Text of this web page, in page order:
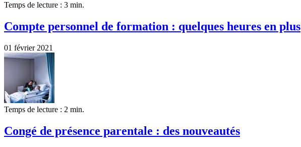
Temps de lecture : 3 min.
Compte personnel de formation : quelques heures en plus
01 février 2021
Temps de lecture : 2 min.
Congé de présence parentale : des nouveautés